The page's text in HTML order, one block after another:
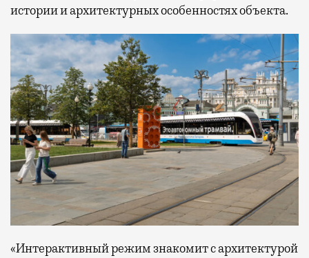
истории и архитектурных особенностях объекта.
«Интерактивный режим знакомит с архитектурой